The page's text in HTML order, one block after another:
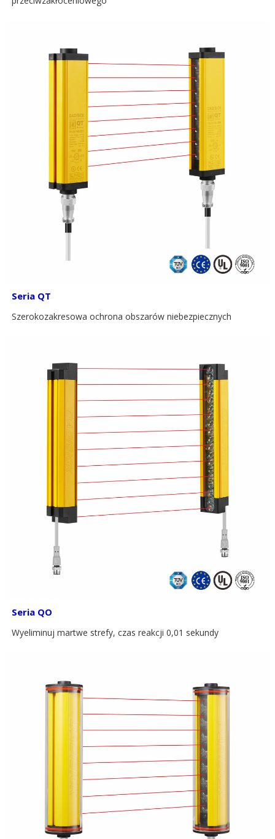
Seria QT
Szerokozakresowa ochrona obszarów niebezpiecznych
Seria QO
Wyeliminuj martwe strefy, czas reakcji 0,01 sekundy